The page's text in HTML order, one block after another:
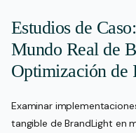
Estudios de
Mundo Real de
Optimización de
Examinar
tangible de BrandLight en